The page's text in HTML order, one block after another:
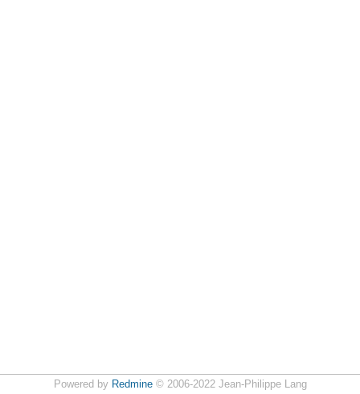
Powered by Redmine© 2006-2022 Jean-Philippe Lang